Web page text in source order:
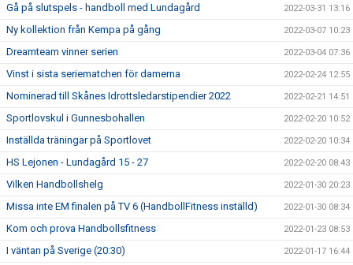
Gå på slutspels - handboll med Lundagård 2022-03-31 13:16
Ny kollektion från Kempa på gång 2022-03-07 10:23
Dreamteam vinner serien 2022-03-04 07:36
Vinst i sista seriematchen för damerna 2022-02-24 12:55
Nominerad till Skånes Idrottsledarstipendier 2022 2022-02-21 14:51
Sportlovskul i Gunnesbohallen 2022-02-20 10:52
Inställda träningar på Sportlovet 2022-02-20 10:34
HS Lejonen - Lundagård 15 - 27 2022-02-20 08:43
Vilken Handbollshelg 2022-01-30 20:23
Missa inte EM finalen på TV 6 (HandbollFitness inställd) 2022-01-30 08:34
Kom och prova Handbollsfitness 2022-01-23 08:53
I väntan på Sverige (20:30) 2022-01-17 16:44